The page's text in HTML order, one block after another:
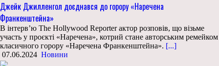
Джейк Джилленгол доєднався до горору «Наречена
Франкенштейна»
В інтерв’ю The Hollywood Reporter актор розповів, що візьме
участь у проєкті «Наречена», котрий стане авторським ремейком
класичного горору «Наречена Франкенштейна». [...]
07.06.2024 Новини